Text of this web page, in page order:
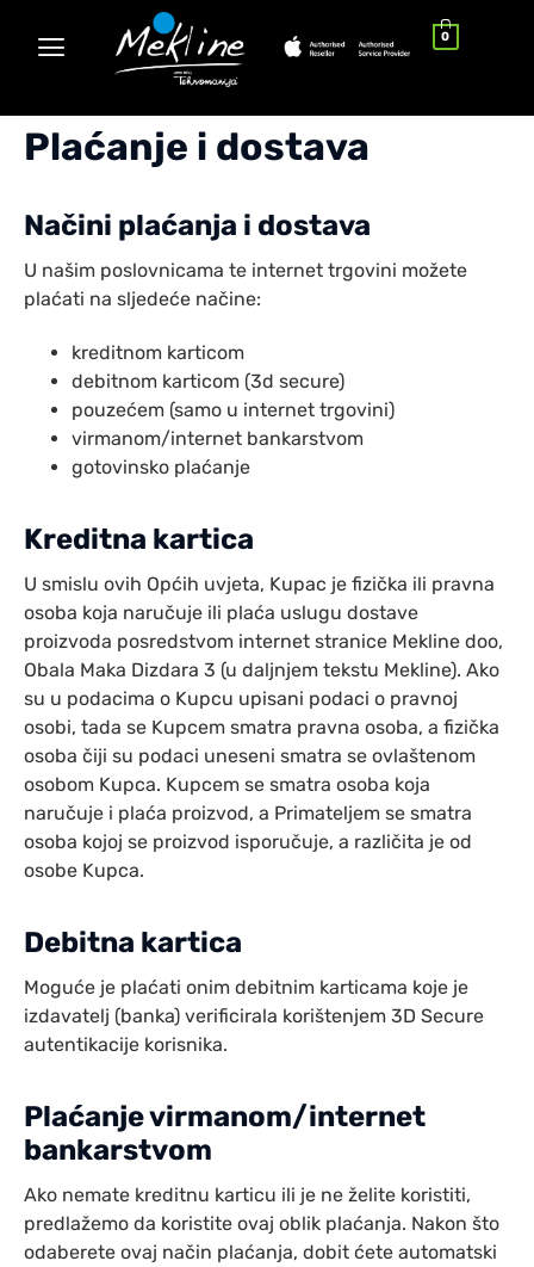
0
Plaćanje i dostava
Načini plaćanja i dostava
U našim poslovnicama te internet trgovini možete
plaćati na sljedeće načine:
kreditnom karticom
debitnom karticom (3d secure)
pouzećem (samo u internet trgovini)
virmanom/internet bankarstvom
gotovinsko plaćanje
Kreditna kartica
U smislu ovih Općih uvjeta, Kupac je fizička ili pravna
osoba koja naručuje ili plaća uslugu dostave
proizvoda posredstvom internet stranice Mekline doo,
Obala Maka Dizdara 3 (u daljnjem tekstu Mekline). Ako
su u podacima o Kupcu upisani podaci o pravnoj
osobi, tada se Kupcem smatra pravna osoba, a fizička
osoba čiji su podaci uneseni smatra se ovlaštenom
osobom Kupca. Kupcem se smatra osoba koja
naručuje i plaća proizvod, a Primateljem se smatra
osoba kojoj se proizvod isporučuje, a različita je od
osobe Kupca.
Debitna kartica
Moguće je plaćati onim debitnim karticama koje je
izdavatelj (banka) verificirala korištenjem 3D Secure
autentikacije korisnika.
Plaćanje virmanom/internet
bankarstvom
Ako nemate kreditnu karticu ili je ne želite koristiti,
predlažemo da koristite ovaj oblik plaćanja. Nakon što
odaberete ovaj način plaćanja, dobit ćete automatski